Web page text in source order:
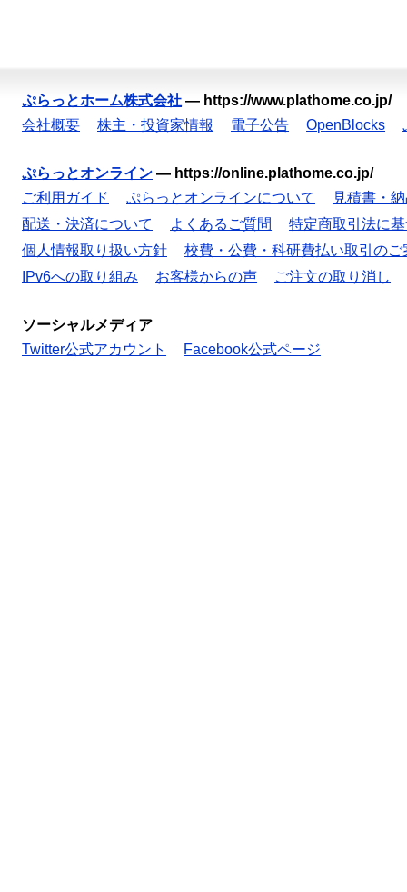
ぷらっとホーム株式会社 — https://www.plathome.co.jp/
会社概要
株主・投資家情報 電子公告 OpenBlocks
ぷらっとオンライン — https://online.plathome.co.jp/
ご利用ガイド
ぷらっとオンラインについて
見積書・
配送・決済について
よくあるご質問
特定商取引法に
個人情報取り扱い方針
校費・公費・科研費払い取引のご
IPv6への取り組み
お客様からの声 ご注文の取り消し
ソーシャルメディア
Twitter公式アカウント
Facebook公式ページ